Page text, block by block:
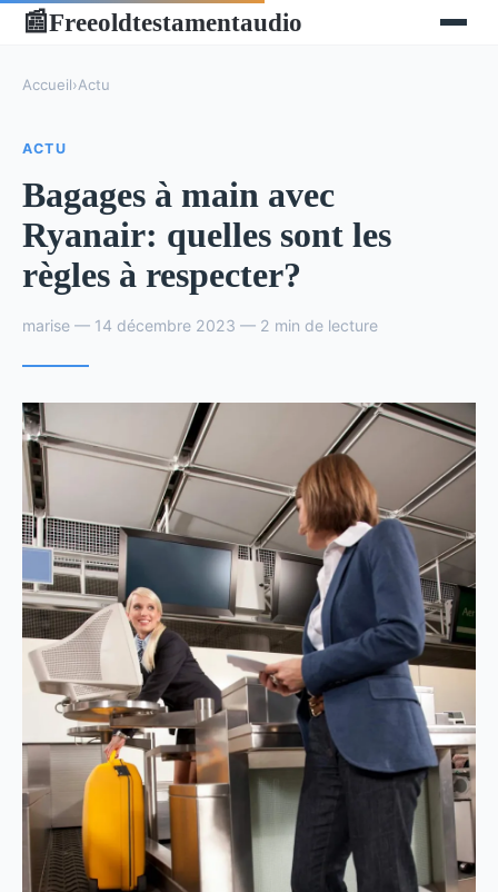
📰Freeoldtestamentaudio
Accueil›Actu
ACTU
Bagages à main avec
Ryanair: quelles sont les
règles à respecter?
marise — 14 décembre 2023 — 2 min de lecture